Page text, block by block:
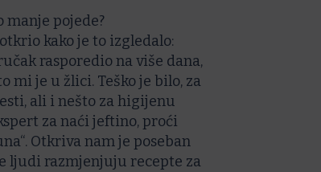
manje pojede?
kako je to izgledalo:
rasporedio na više dana,
mi je u žlici. Teško je bilo, za
ali i nešto za higijenu
za naći jeftino, proći
Otkriva nam je poseban
ljudi razmjenjuju recepte za